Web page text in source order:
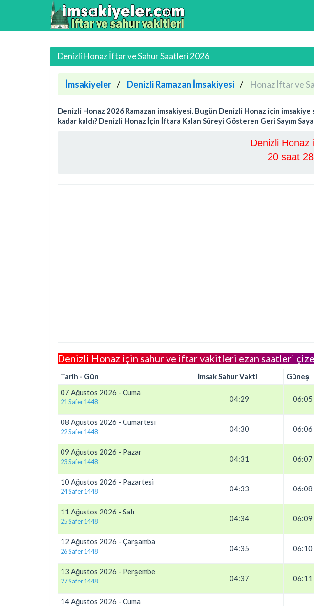
Denizli Honaz İftar ve Sahur Saatleri 2026
İmsakiyeler Denizli Ramazan İmsakiyesi Honaz İftar ve
Denizli Honaz 2026 Ramazan imsakiyesi. Bugün Denizli Honaz için
kadar kaldı? Denizli Honaz İçin İftara Kalan Süreyi Gösteren Geri Sayım
Denizli Honaz
20 saat
Denizli Honaz için sahur ve iftar vakitleri ezan saatleri
Tarih - Gün İmsak Sahur Vakti Güneş
07 Ağustos 2026 - Cuma
21 Safer 1448 04:29 06:05
08 Ağustos 2026 - Cumartesi
22 Safer 1448 04:30 06:06
09 Ağustos 2026 - Pazar
23 Safer 1448 04:31 06:07
10 Ağustos 2026 - Pazartesi
24 Safer 1448 04:33 06:08
11 Ağustos 2026 - Salı
25 Safer 1448 04:34 06:09
12 Ağustos 2026 - Çarşamba
26 Safer 1448 04:35 06:10
13 Ağustos 2026 - Perşembe
27 Safer 1448 04:37 06:11
14 Ağustos 2026 - Cuma